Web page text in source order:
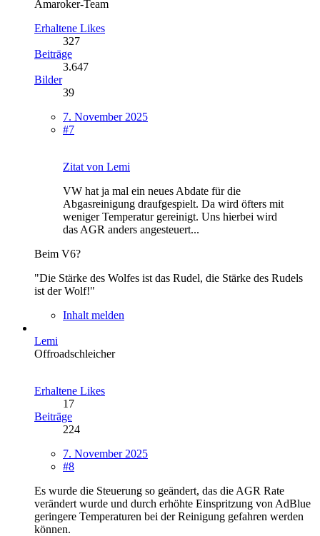
Amaroker-Team
Erhaltene Likes
327
Beiträge
3.647
Bilder
39
7. November 2025
#7
Zitat von Lemi
VW hat ja mal ein neues Abdate für die
Abgasreinigung draufgespielt. Da wird öfters mit
weniger Temperatur gereinigt. Uns hierbei wird
das AGR anders angesteuert...
Beim V6?
"Die Stärke des Wolfes ist das Rudel, die Stärke des Rudels
ist der Wolf!"
Inhalt melden
Lemi
Offroadschleicher
Erhaltene Likes
17
Beiträge
224
7. November 2025
#8
Es wurde die Steuerung so geändert, das die AGR Rate
verändert wurde und durch erhöhte Einspritzung von AdBlue
geringere Temperaturen bei der Reinigung gefahren werden
können.